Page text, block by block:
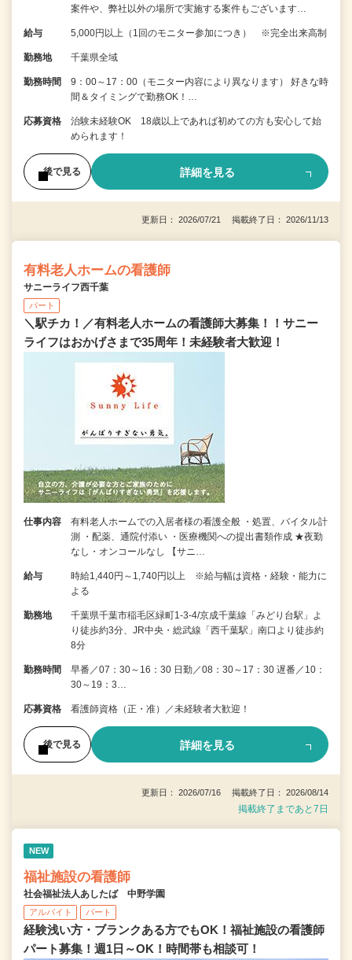
案件や、弊社以外の場所で実施する案件もございます…
給与 5,000円以上（1回のモニター参加につき） ※完全出来高制
勤務地 千葉県全域
勤務時間
9：00～17：00（モニター内容により異なります） 好きな時
間＆タイミングで勤務OK！…
応募資格
治験未経験OK 18歳以上であれば初めての方も安心して始
められます！
後で見る 詳細を見る
更新日： 2026/07/21 掲載終了日： 2026/11/13
有料老人ホームの看護師
サニーライフ西千葉
パート
＼駅チカ！／有料老人ホームの看護師大募集！！サニー
ライフはおかげさまで35周年！未経験者大歓迎！
仕事内容
有料老人ホームでの入居者様の看護全般 ・処置、バイタル計
測 ・配薬、通院付添い ・医療機関への提出書類作成 ★夜勤
なし・オンコールなし 【サニ…
給与
時給1,440円～1,740円以上 ※給与幅は資格・経験・能力に
よる
勤務地
千葉県千葉市稲毛区緑町1-3-4/京成千葉線「みどり台駅」よ
り徒歩約3分、JR中央・総武線「西千葉駅」南口より徒歩約
8分
勤務時間
早番／07：30～16：30 日勤／08：30～17：30 遅番／10：
30～19：3…
応募資格 看護師資格（正・准）／未経験者大歓迎！
後で見る 詳細を見る
更新日： 2026/07/16 掲載終了日： 2026/08/14
掲載終了まであと7日
NEW
福祉施設の看護師
社会福祉法人あしたば 中野学園
アルバイト パート
経験浅い方・ブランクある方でもOK！福祉施設の看護師
パート募集！週1日～OK！時間帯も相談可！